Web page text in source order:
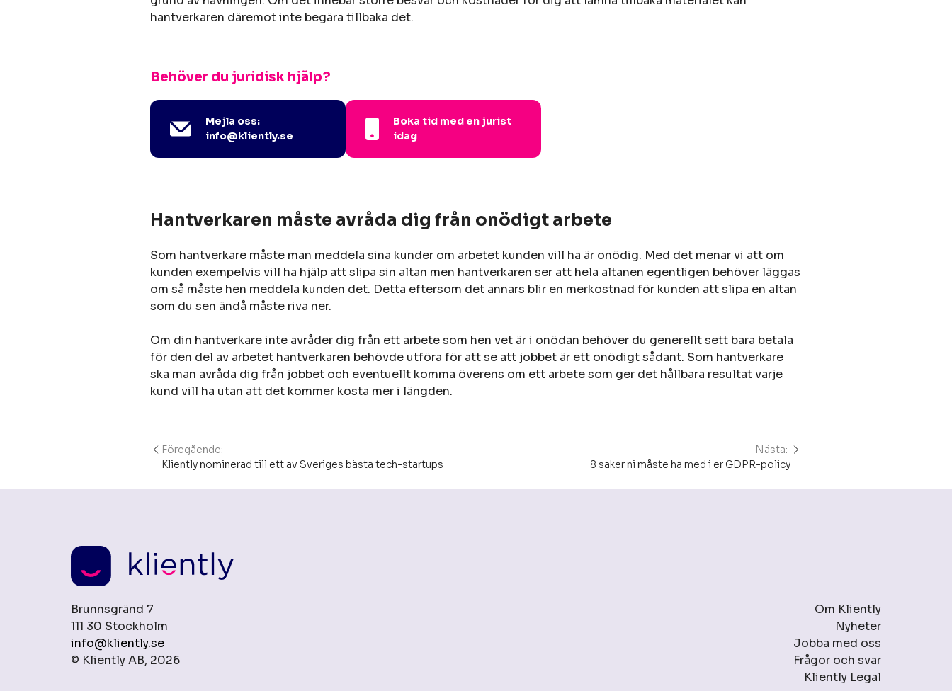
hantverkaren däremot inte begära tillbaka det.
Behöver du juridisk hjälp?
Mejla oss:
info@kliently.se
Boka tid med en jurist
idag
Hantverkaren måste avråda dig från onödigt arbete
Som hantverkare måste man meddela sina kunder om arbetet kunden vill ha är onödig. Med det menar vi att om
kunden exempelvis vill ha hjälp att slipa sin altan men hantverkaren ser att hela altanen egentligen behöver läggas
om så måste hen meddela kunden det. Detta eftersom det annars blir en merkostnad för kunden att slipa en altan
som du sen ändå måste riva ner.
Om din hantverkare inte avråder dig från ett arbete som hen vet är i onödan behöver du generellt sett bara betala
för den del av arbetet hantverkaren behövde utföra för att se att jobbet är ett onödigt sådant. Som hantverkare
ska man avråda dig från jobbet och eventuellt komma överens om ett arbete som ger det hållbara resultat varje
kund vill ha utan att det kommer kosta mer i längden.
Inläggsnavigering
Föregående:
Kliently nominerad till ett av Sveriges bästa tech-startups
Nästa:
8 saker ni måste ha med i er GDPR-policy
Brunnsgränd 7
111 30 Stockholm
info@kliently.se
© Kliently AB, 2026
Om Kliently
Nyheter
Jobba med oss
Frågor och svar
Kliently Legal